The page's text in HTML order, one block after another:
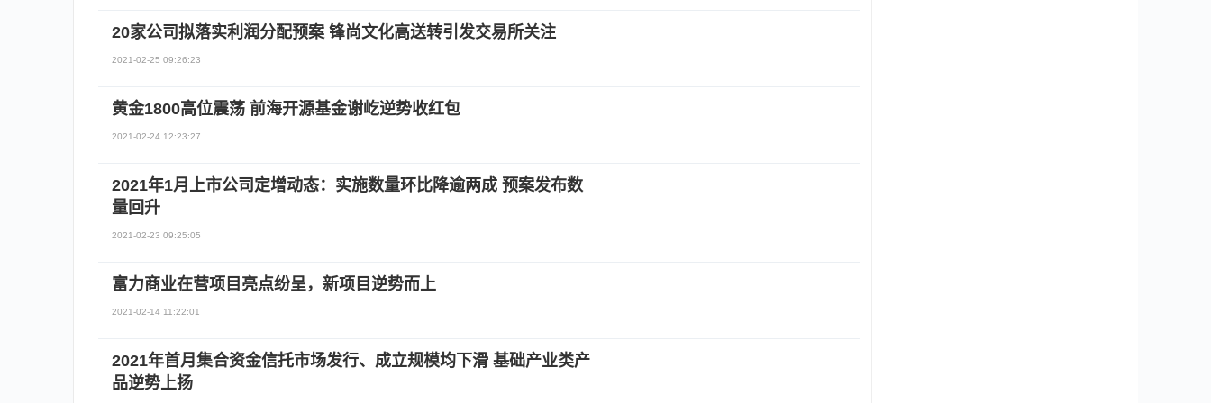
20家公司拟落实利润分配预案 锋尚文化高送转引发交易所关注
2021-02-25 09:26:23
黄金1800高位震荡 前海开源基金谢屹逆势收红包
2021-02-24 12:23:27
2021年1月上市公司定增动态：实施数量环比降逾两成 预案发布数
量回升
2021-02-23 09:25:05
富力商业在营项目亮点纷呈，新项目逆势而上
2021-02-14 11:22:01
2021年首月集合资金信托市场发行、成立规模均下滑 基础产业类产
品逆势上扬